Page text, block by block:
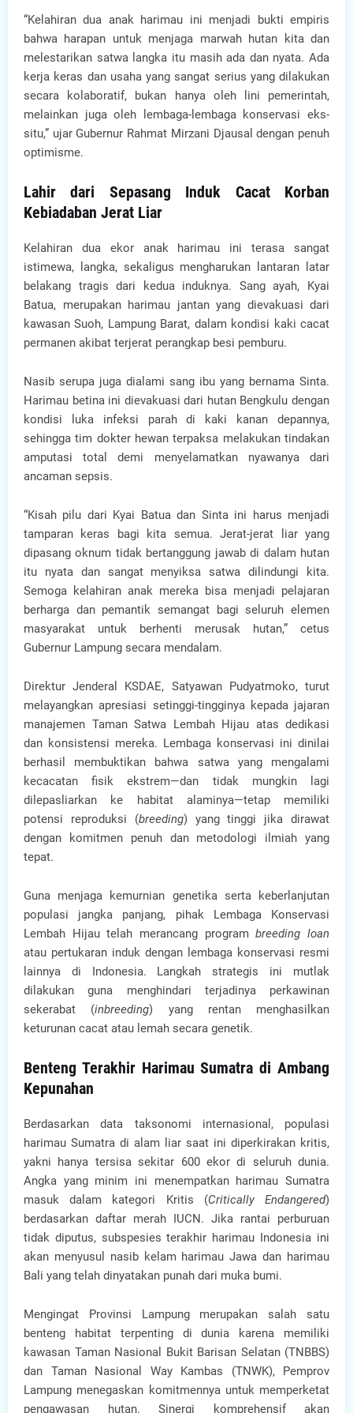
“Kelahiran dua anak harimau ini menjadi bukti empiris
bahwa harapan untuk menjaga marwah hutan kita dan
melestarikan satwa langka itu masih ada dan nyata. Ada
kerja keras dan usaha yang sangat serius yang dilakukan
secara kolaboratif, bukan hanya oleh lini pemerintah,
melainkan juga oleh lembaga-lembaga konservasi eks-
situ,” ujar Gubernur Rahmat Mirzani Djausal dengan penuh
optimisme.
Lahir dari Sepasang Induk Cacat Korban
Kebiadaban Jerat Liar
Kelahiran dua ekor anak harimau ini terasa sangat
istimewa, langka, sekaligus mengharukan lantaran latar
belakang tragis dari kedua induknya. Sang ayah, Kyai
Batua, merupakan harimau jantan yang dievakuasi dari
kawasan Suoh, Lampung Barat, dalam kondisi kaki cacat
permanen akibat terjerat perangkap besi pemburu.
Nasib serupa juga dialami sang ibu yang bernama Sinta.
Harimau betina ini dievakuasi dari hutan Bengkulu dengan
kondisi luka infeksi parah di kaki kanan depannya,
sehingga tim dokter hewan terpaksa melakukan tindakan
amputasi total demi menyelamatkan nyawanya dari
ancaman sepsis.
“Kisah pilu dari Kyai Batua dan Sinta ini harus menjadi
tamparan keras bagi kita semua. Jerat-jerat liar yang
dipasang oknum tidak bertanggung jawab di dalam hutan
itu nyata dan sangat menyiksa satwa dilindungi kita.
Semoga kelahiran anak mereka bisa menjadi pelajaran
berharga dan pemantik semangat bagi seluruh elemen
masyarakat untuk berhenti merusak hutan,” cetus
Gubernur Lampung secara mendalam.
Direktur Jenderal KSDAE, Satyawan Pudyatmoko, turut
melayangkan apresiasi setinggi-tingginya kepada jajaran
manajemen Taman Satwa Lembah Hijau atas dedikasi
dan konsistensi mereka. Lembaga konservasi ini dinilai
berhasil membuktikan bahwa satwa yang mengalami
kecacatan fisik ekstrem—dan tidak mungkin lagi
dilepasliarkan ke habitat alaminya—tetap memiliki
potensi reproduksi (breeding) yang tinggi jika dirawat
dengan komitmen penuh dan metodologi ilmiah yang
tepat.
Guna menjaga kemurnian genetika serta keberlanjutan
populasi jangka panjang, pihak Lembaga Konservasi
Lembah Hijau telah merancang programbreeding loan
atau pertukaran induk dengan lembaga konservasi resmi
lainnya di Indonesia. Langkah strategis ini mutlak
dilakukan guna menghindari terjadinya perkawinan
sekerabat (inbreeding) yang rentan menghasilkan
keturunan cacat atau lemah secara genetik.
Benteng Terakhir Harimau Sumatra di Ambang
Kepunahan
Berdasarkan data taksonomi internasional, populasi
harimau Sumatra di alam liar saat ini diperkirakan kritis,
yakni hanya tersisa sekitar 600 ekor di seluruh dunia.
Angka yang minim ini menempatkan harimau Sumatra
masuk dalam kategori Kritis (Critically Endangered)
berdasarkan daftar merah IUCN. Jika rantai perburuan
tidak diputus, subspesies terakhir harimau Indonesia ini
akan menyusul nasib kelam harimau Jawa dan harimau
Bali yang telah dinyatakan punah dari muka bumi.
Mengingat Provinsi Lampung merupakan salah satu
benteng habitat terpenting di dunia karena memiliki
kawasan Taman Nasional Bukit Barisan Selatan (TNBBS)
dan Taman Nasional Way Kambas (TNWK), Pemprov
Lampung menegaskan komitmennya untuk memperketat
pengawasan hutan. Sinergi komprehensif akan